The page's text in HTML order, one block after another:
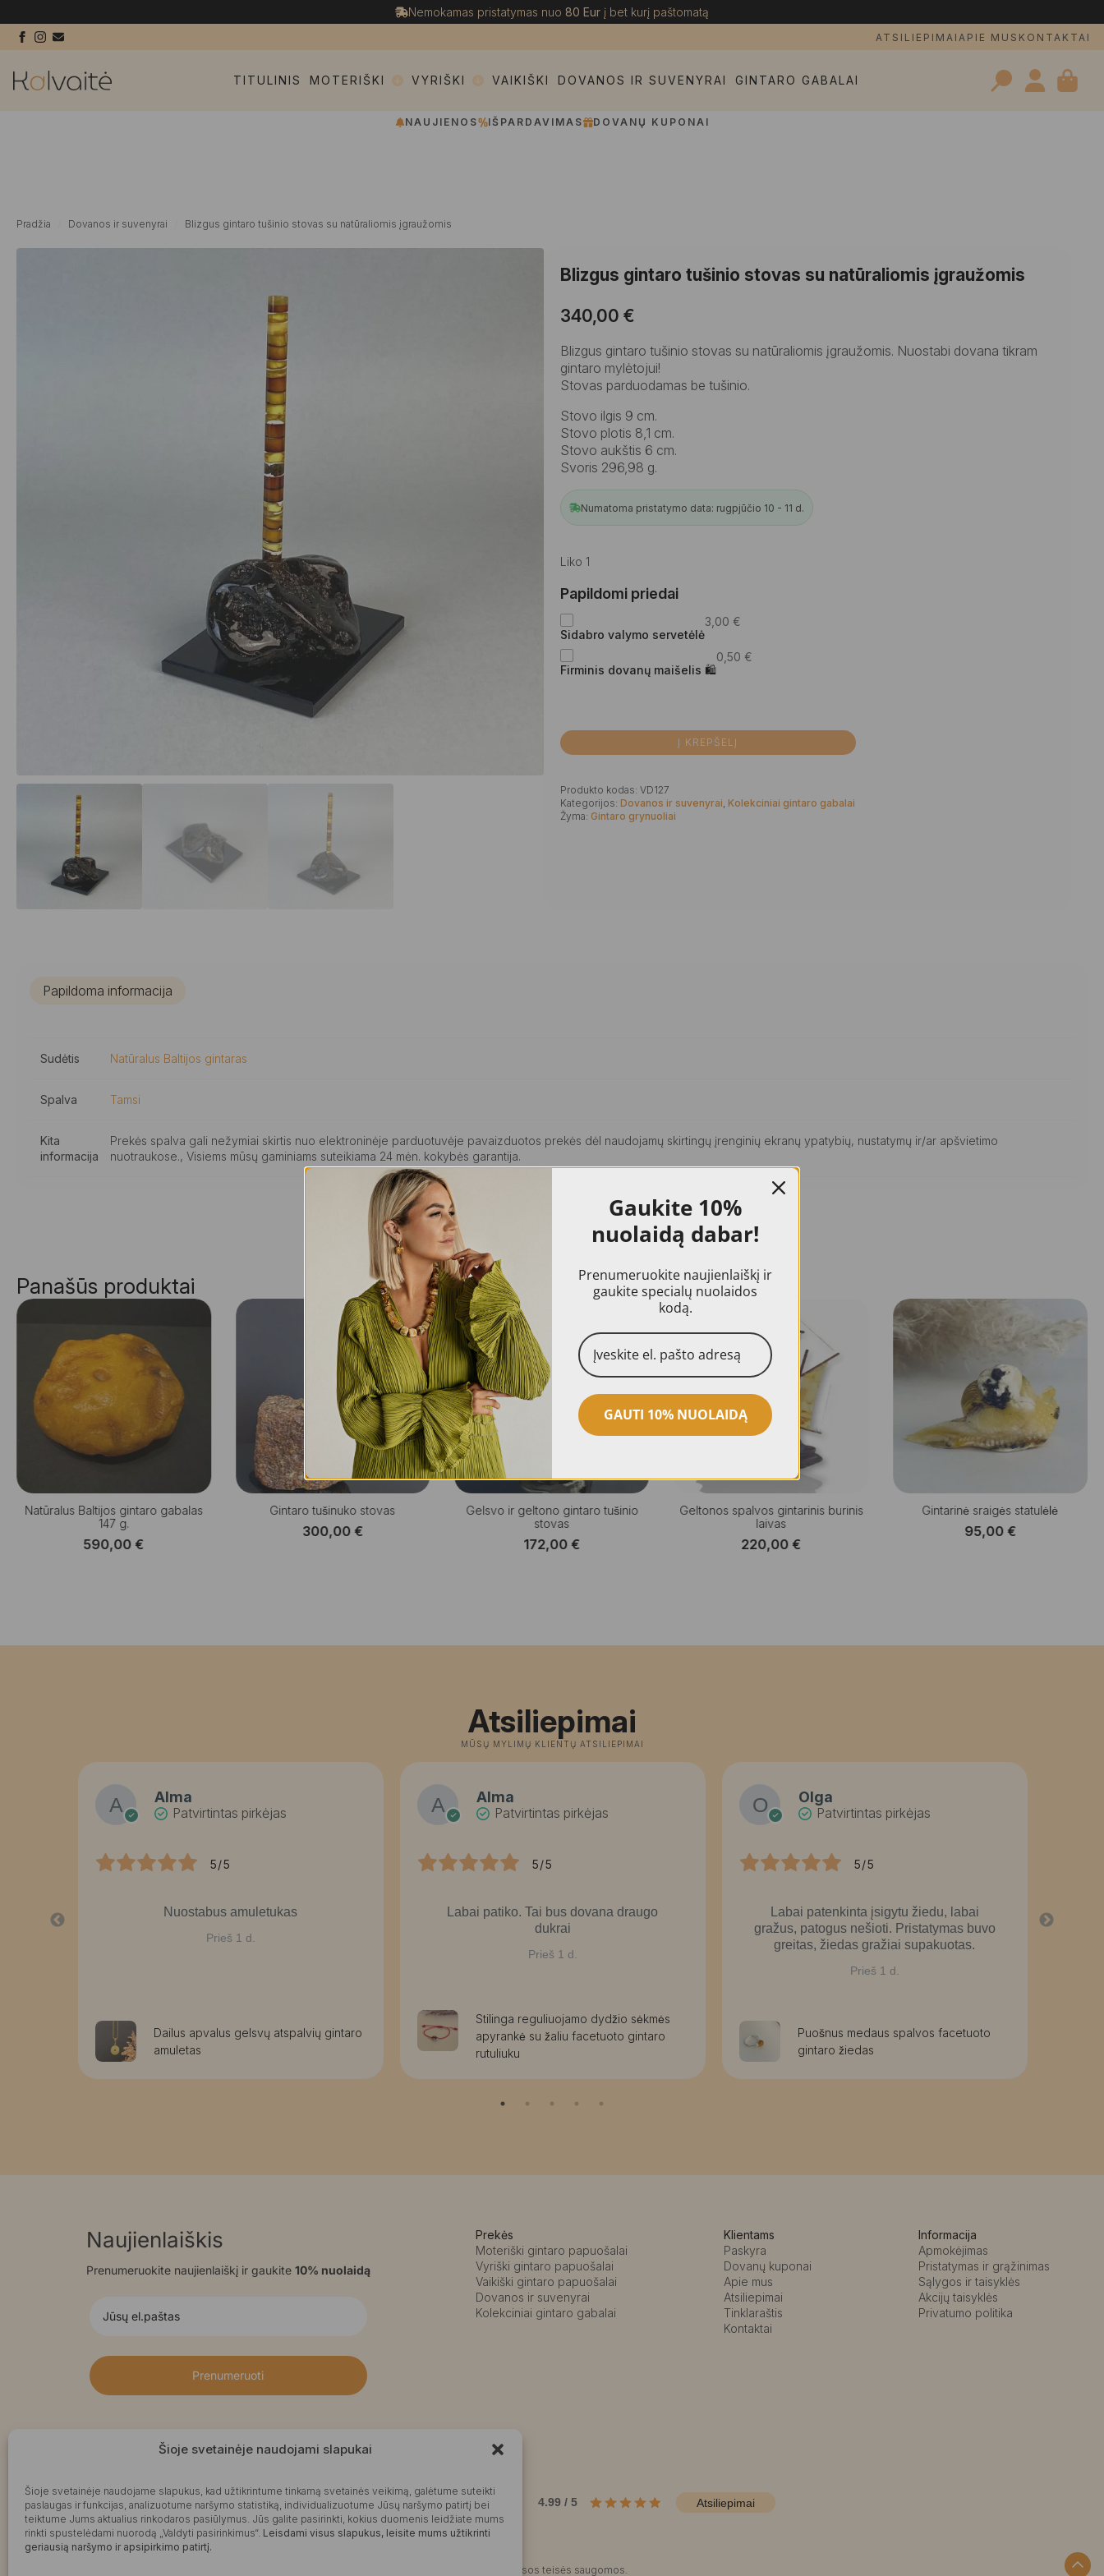
Šioje svetainėje naudojami slapukai
Šioje svetainėje naudojame slapukus, kad užtikrintume tinkamą svetainės veikimą, galėtume suteikti
paslaugas ir funkcijas, analizuotume naršymo statistiką, individualizuotume Jūsų naršymo patirtį bei
teiktume Jums aktualius rinkodaros pasiūlymus. Jūs galite pasirinkti, kokius duomenis leidžiate mums
rinkti spustelėdami nuorodą „Valdyti pasirinkimus“. Leisdami visus slapukus, leisite mums užtikrinti
geriausią naršymo ir apsipirkimo patirtį.
Nemokamas pristatymas nuo 80 Eur į bet kurį paštomatą
ATSILIEPIMAI APIE MUS KONTAKTAI
TITULINIS MOTERIŠKI VYRIŠKI VAIKIŠKI DOVANOS IR SUVENYRAI GINTARO GABALAI
NAUJIENOS IŠPARDAVIMAS DOVANŲ KUPONAI
Pradžia Dovanos ir suvenyrai Blizgus gintaro tušinio stovas su natūraliomis įgraužomis
Blizgus gintaro tušinio stovas su natūraliomis įgraužomis
340,00 €
Blizgus gintaro tušinio stovas su natūraliomis įgraužomis. Nuostabi dovana tikram
gintaro mylėtojui!
Stovas parduodamas be tušinio.
Stovo ilgis 9 cm.
Stovo plotis 8,1 cm.
Stovo aukštis 6 cm.
Svoris 296,98 g.
Numatoma pristatymo data: rugpjūčio 10 - 11 d.
Liko 1
Papildomi priedai
Sidabro valymo servetėlė
3,00 €
Firminis dovanų maišelis 🛍
0,50 €
Į KREPŠELĮ
Produkto kodas: VD127
Kategorijos: Dovanos ir suvenyrai, Kolekciniai gintaro gabalai
Žyma: Gintaro grynuoliai
Papildoma informacija
Sudėtis Natūralus Baltijos gintaras
Spalva Tamsi
Kita
informacija
Prekės spalva gali nežymiai skirtis nuo elektroninėje parduotuvėje pavaizduotos prekės dėl naudojamų skirtingų įrenginių ekranų ypatybių, nustatymų ir/ar apšvietimo
nuotraukose., Visiems mūsų gaminiams suteikiama 24 mėn. kokybės garantija.
Panašūs produktai
Natūralus Baltijos gintaro gabalas
147 g.
590,00€
Gintaro tušinuko stovas
300,00€
Gelsvo ir geltono gintaro tušinio
stovas
172,00€
Geltonos spalvos gintarinis burinis
laivas
220,00€
Gintarinė sraigės statulėlė
95,00€
Atsiliepimai
MŪSŲ MYLIMŲ KLIENTŲ ATSILIEPIMAI
Alma
Patvirtintas pirkėjas
5/5
Nuostabus amuletukas
Prieš 1 d.
Dailus apvalus gelsvų atspalvių gintaro
amuletas
Alma
Patvirtintas pirkėjas
5/5
Labai patiko. Tai bus dovana draugo
dukrai
Prieš 1 d.
Stilinga reguliuojamo dydžio sėkmės
apyrankė su žaliu facetuoto gintaro
rutuliuku
Olga
Patvirtintas pirkėjas
5/5
Labai patenkinta įsigytu žiedu, labai
gražus, patogus nešioti. Pristatymas buvo
greitas, žiedas gražiai supakuotas.
Prieš 1 d.
Puošnus medaus spalvos facetuoto
gintaro žiedas
Naujienlaiškis
Prenumeruokite naujienlaiškį ir gaukite 10% nuolaidą
Prenumeruoti
Prekės
Moteriški gintaro papuošalai
Vyriški gintaro papuošalai
Vaikiški gintaro papuošalai
Dovanos ir suvenyrai
Kolekciniai gintaro gabalai
Klientams
Paskyra
Dovanų kuponai
Apie mus
Atsiliepimai
Tinklaraštis
Kontaktai
Informacija
Apmokėjimas
Pristatymas ir grąžinimas
Sąlygos ir taisyklės
Akcijų taisyklės
Privatumo politika
Produktų įvertinimas 4.99 / 5 Atsiliepimai
©2025 Visos teisės saugomos.
Gaukite 10%
nuolaidą dabar!
Prenumeruokite naujienlaiškį ir
gaukite specialų nuolaidos
kodą.
GAUTI 10% NUOLAIDĄ